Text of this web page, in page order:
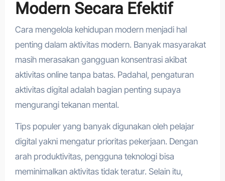
Modern Secara Efektif
Cara mengelola kehidupan modern menjadi hal
penting dalam aktivitas modern. Banyak masyarakat
masih merasakan gangguan konsentrasi akibat
aktivitas online tanpa batas. Padahal, pengaturan
aktivitas digital adalah bagian penting supaya
mengurangi tekanan mental.
Tips populer yang banyak digunakan oleh pelajar
digital yakni mengatur prioritas pekerjaan. Dengan
arah produktivitas, pengguna teknologi bisa
meminimalkan aktivitas tidak teratur. Selain itu,